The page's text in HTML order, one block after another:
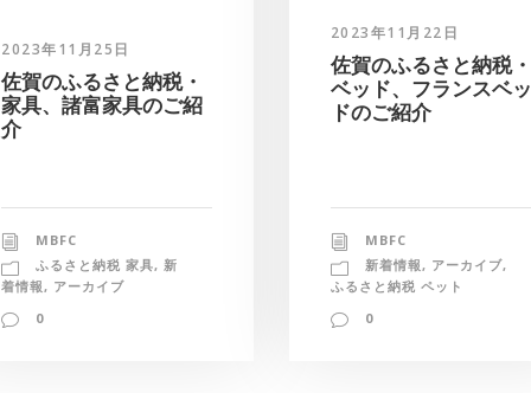
2023年11月25日
佐賀のふるさと納税・
家具、諸富家具のご紹
介
MBFC
ふるさと納税 家具, 新
着情報, アーカイブ
0
2023年11月22日
佐賀のふるさと納税・
ベッド、フランスベッ
ドのご紹介
MBFC
新着情報, アーカイブ,
ふるさと納税 ペット
0